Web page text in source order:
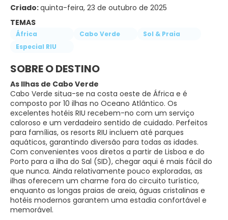
Criado:quinta-feira, 23 de outubro de 2025
TEMAS
África Cabo Verde
Sol & Praia
Especial RIU
SOBRE O DESTINO
As Ilhas de Cabo Verde
Cabo Verde situa-se na costa oeste de África e é
composto por 10 ilhas no Oceano Atlântico. Os
excelentes hotéis RIU recebem-no com um serviço
caloroso e um verdadeiro sentido de cuidado. Perfeitos
para famílias, os resorts RIU incluem até parques
aquáticos, garantindo diversão para todas as idades.
Com convenientes voos diretos a partir de Lisboa e do
Porto para a ilha do Sal (SID), chegar aqui é mais fácil do
que nunca. Ainda relativamente pouco exploradas, as
ilhas oferecem um charme fora do circuito turístico,
enquanto as longas praias de areia, águas cristalinas e
hotéis modernos garantem uma estadia confortável e
memorável.